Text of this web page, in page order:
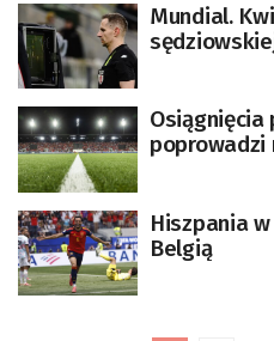
Mundial.
poprowadzi
Hiszpania
Belgią